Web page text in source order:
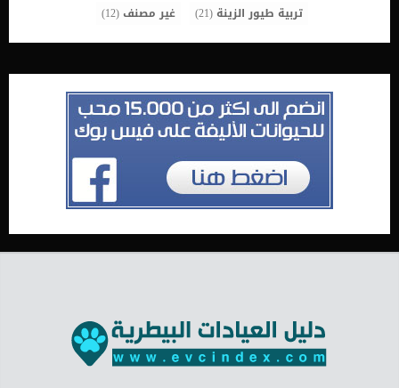
تربية طيور الزينة (21) غير مصنف(12)